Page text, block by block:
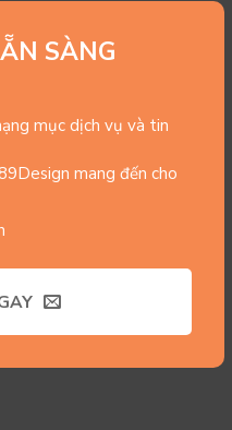
SÀNG
mục dịch vụ và tin
mang đến cho